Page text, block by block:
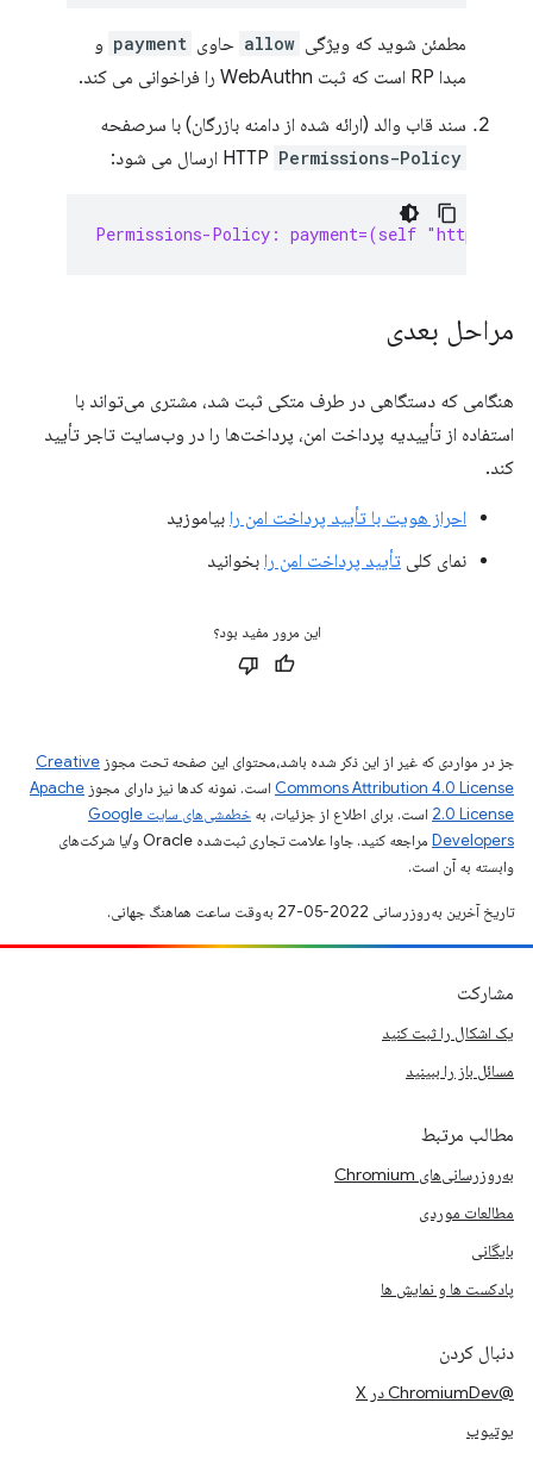
مطمئن شوید که ویژگی allow حاوی payment و
مبدا RP است که ثبت WebAuthn را فراخوانی می کند.
سند قاب والد (ارائه شده از دامنه بازرگان) با سرصفحه
HTTP Permissions-Policy ارسال می شود:
Permissions-Policy: payment=(self "https://
مراحل بعدی
هنگامی که دستگاهی در طرف متکی ثبت شد، مشتری می‌تواند با
استفاده از تأییدیه پرداخت امن، پرداخت‌ها را در وب‌سایت تاجر تأیید
کند.
احراز هویت با تأیید پرداخت امن را بیاموزید
نمای کلی تأیید پرداخت امن را بخوانید
این مرور مفید بود؟
جز در مواردی که غیر از این ذکر شده باشد،‌محتوای این صفحه تحت مجوز Creative
Commons Attribution 4.0 License است. نمونه کدها نیز دارای مجوز Apache
2.0 License است. برای اطلاع از جزئیات، به
خطمشی‌های سایت Google
Developers‏
مراجعه کنید. جاوا علامت تجاری ثبت‌شده Oracle و/یا شرکت‌های
وابسته به آن است.
تاریخ آخرین به‌روزرسانی 2022-05-27 به‌وقت ساعت هماهنگ جهانی.
مشارکت
یک اشکال را ثبت کنید
مسائل باز را ببینید
مطالب مرتبط
به‌روزرسانی‌های Chromium
مطالعات موردی
بایگانی
پادکست ها و نمایش ها
دنبال کردن
@ChromiumDev در X
یوتیوب